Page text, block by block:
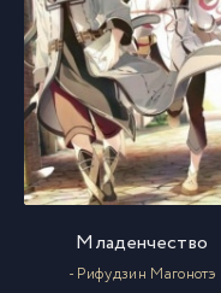
Младенчество
- Рифудзин Магонотэ